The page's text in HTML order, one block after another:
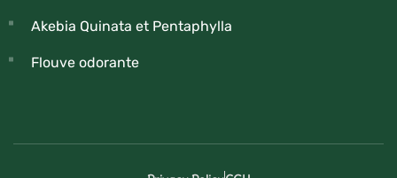
Akebia Quinata et Pentaphylla
Flouve odorante